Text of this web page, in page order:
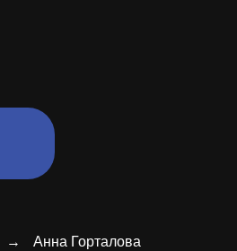
→ Анна Горталова